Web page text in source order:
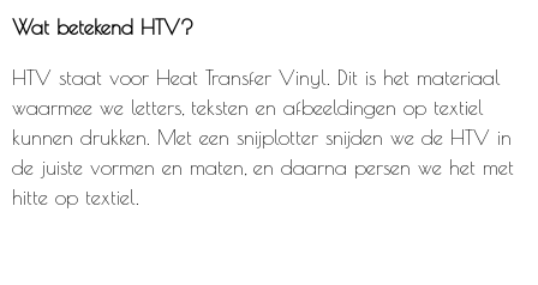
Wat betekend HTV?
HTV staat voor Heat Transfer Vinyl. Dit is het materiaal
waarmee we letters, teksten en afbeeldingen op textiel
kunnen drukken. Met een snijplotter snijden we de HTV in
de juiste vormen en maten, en daarna persen we het met
hitte op textiel.